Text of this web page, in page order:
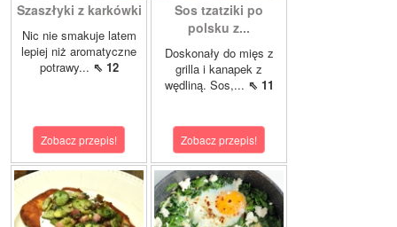
Szaszłyki z karkówki
Nic nie smakuje latem
lepiej niż aromatyczne
potrawy... ⇖ 12
Zobacz przepis!
Sos tzatziki po
polsku z...
Doskonały do mięs z
grilla i kanapek z
wędliną. Sos,... ⇖ 11
Zobacz przepis!